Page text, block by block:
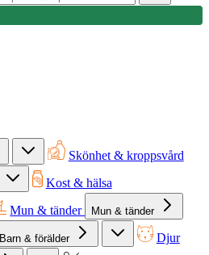
Skönhet & kroppsvård
Kost & hälsa
Mun & tänder Mun & tänder
Barn & förälder Djur